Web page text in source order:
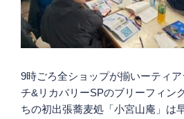
9時ごろ全ショップが揃いーティ
チ&リカバリーSPのブリーフィン
ちの初出張蕎麦処「小宮山庵」は